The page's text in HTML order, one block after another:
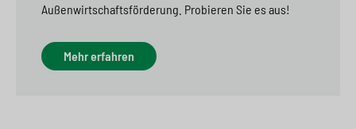
Außenwirtschaftsförderung. Probieren Sie es aus!
Mehr erfahren